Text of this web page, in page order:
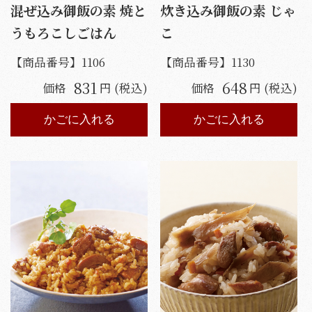
混ぜ込み御飯の素 焼と
うもろこしごはん
【商品番号】 1106
価格 831 円 (税込)
かごに入れる
炊き込み御飯の素 じゃ
こ
【商品番号】 1130
価格 648 円 (税込)
かごに入れる